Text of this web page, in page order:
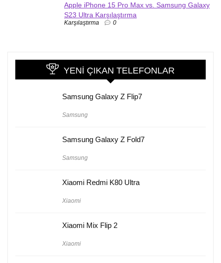
Apple iPhone 15 Pro Max vs. Samsung Galaxy
S23 Ultra Karşılaştırma
Karşılaştırma 0
YENI ÇIKAN TELEFONLAR
Samsung Galaxy Z Flip7
Samsung
Samsung Galaxy Z Fold7
Samsung
Xiaomi Redmi K80 Ultra
Xiaomi
Xiaomi Mix Flip 2
Xiaomi